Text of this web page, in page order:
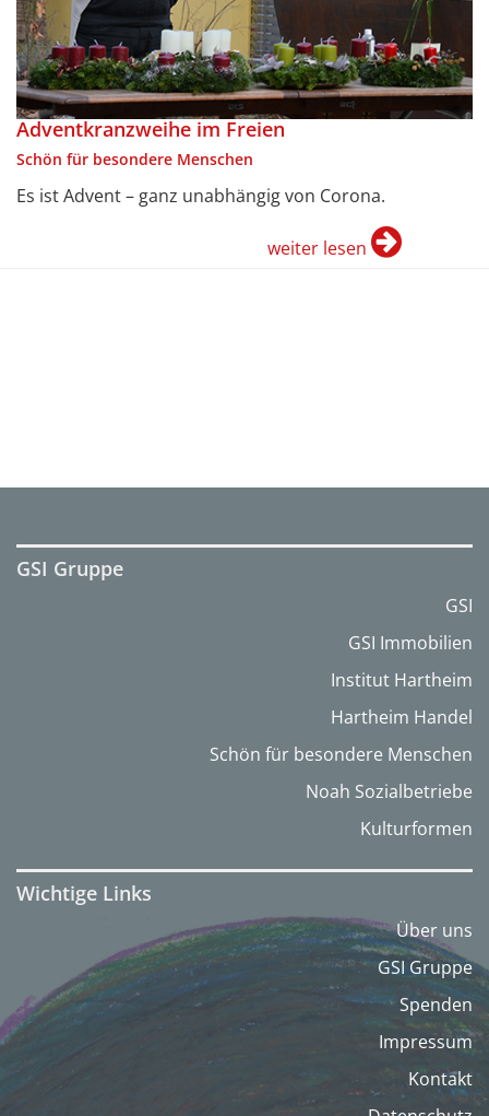
Adventkranzweihe im Freien
Schön für besondere Menschen
Es ist Advent – ganz unabhängig von Corona.
weiter lesen
GSI Gruppe
GSI
GSI Immobilien
Institut Hartheim
Hartheim Handel
Schön für besondere Menschen
Noah Sozialbetriebe
Kulturformen
Wichtige Links
Über uns
GSI Gruppe
Spenden
Impressum
Kontakt